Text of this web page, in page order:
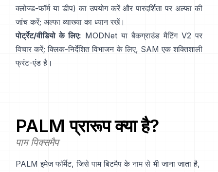
क्लोज्ड-फॉर्म या डीप) का उपयोग करें और पारदर्शिता पर अल्फा की
जांच करें; अल्फा व्याख्या का ध्यान रखें।
पोर्ट्रेट/वीडियो के लिए: MODNet या बैकग्राउंड मैटिंग V2 पर
विचार करें; क्लिक-निर्देशित विभाजन के लिए, SAM एक शक्तिशाली
फ्रंट-एंड है।
PALM प्रारूप क्या है?
पाम पिक्समैप
PALM इमेज फॉर्मेट, जिसे पाम बिटमैप के नाम से भी जाना जाता है,